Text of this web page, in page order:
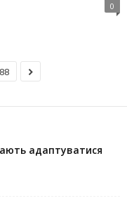
0
адаптуватися